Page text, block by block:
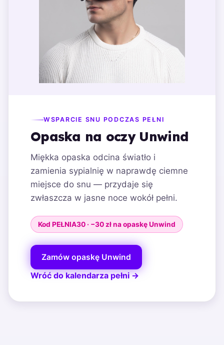
WSPARCIE SNU PODCZAS PEŁNI
Opaska na oczy Unwind
Miękka opaska odcina światło i
zamienia sypialnię w naprawdę ciemne
miejsce do snu — przydaje się
zwłaszcza w jasne noce wokół pełni.
Kod PEŁNIA30 · −30 zł na opaskę Unwind
Zamów opaskę Unwind
Wróć do kalendarza pełni →